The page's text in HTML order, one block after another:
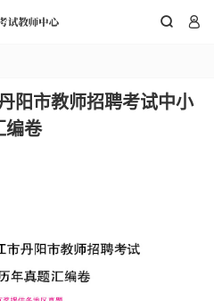
 
阳市教师招聘考试中小
编卷